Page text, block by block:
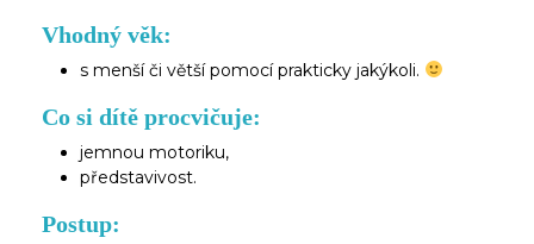
Vhodný věk:
s menší či větší pomocí prakticky jakýkoli.
Co si dítě procvičuje:
jemnou motoriku,
představivost.
Postup: